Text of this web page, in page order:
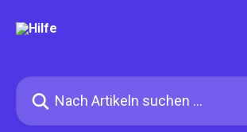
Nach Artikeln suchen …